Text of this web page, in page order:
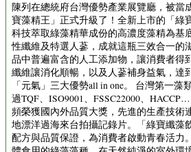
陳列在總統府台灣優勢產業展覽廳，被當
寶藻精王」正式升級了！全新上市的「綠
科技萃取綠藻精華成份的高濃度藻精為基
性纖維及特選人蔘，成就這瓶三效合一的
品中普遍富含的人工添加物，讓消費者得
纖維讓消化順暢，以及人蔘補身益氣，達
「元氣」三大優勢all in one。 台灣第一藻
過TQF、ISO9001、FSSC22000、
頻榮獲國內外品質大獎，先進的生產技術
地漂洋過海來台拍攝記錄片。「綠寶纖藻
配方與品質保證，為消費者啟動青春活力